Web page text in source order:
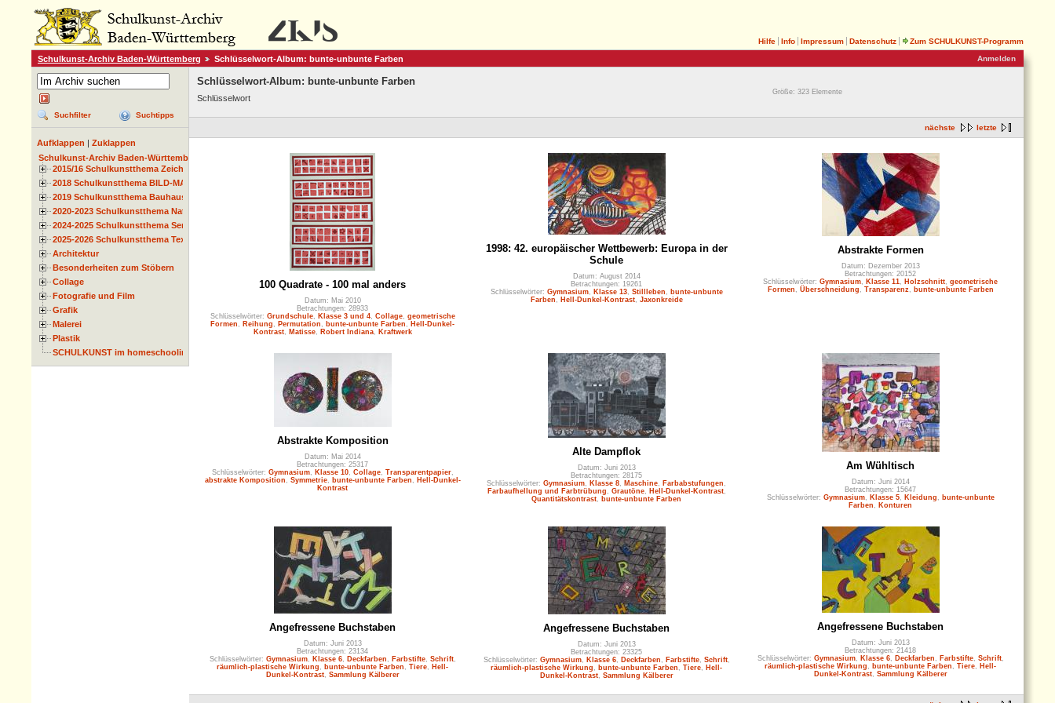
Hilfe Info Impressum Datenschutz
Zum SCHULKUNST-Programm
Anmelden
Schulkunst-Archiv Baden-Württemberg Schlüsselwort-Album: bunte-unbunte Farben
Suchfilter Suchtipps
Aufklappen
Zuklappen
Schulkunst-Archiv Baden-Württemberg
2015/16 Schulkunstthema Zeichnen
2018 Schulkunstthema BILD-MATERIAL-OBJEKT
2019 Schulkunstthema Bauhaus
2020-2023 Schulkunstthema Natur und Zeit
2024-2025 Schulkunstthema Serie
2025-2026 Schulkunstthema Textil
Architektur
Besonderheiten zum Stöbern
Collage
Fotografie und Film
Grafik
Malerei
Plastik
SCHULKUNST im homeschooling
Schlüsselwort-Album: bunte-unbunte Farben
Schlüsselwort
Größe: 323 Elemente
nächste letzte
100 Quadrate - 100 mal anders
Datum: Mai 2010
Betrachtungen: 28933
Schlüsselwörter: Grundschule, Klasse 3 und 4, Collage, geometrische
Formen
Reihung Permutation bunte-unbunte Farben
Hell-Dunkel-
Kontrast, Matisse, Robert Indiana, Kraftwerk
1998: 42. europäischer Wettbewerb: Europa in der
Schule
Datum: August 2014
Betrachtungen: 19261
Schlüsselwörter: Gymnasium, Klasse 13, Stillleben
bunte-unbunte
Farben
Hell-Dunkel-Kontrast, Jaxonkreide
Abstrakte Formen
Datum: Dezember 2013
Betrachtungen: 20152
Schlüsselwörter: Gymnasium Klasse 11 Holzschnitt geometrische
Formen
Überschneidung Transparenz bunte-unbunte Farben
Abstrakte Komposition
Datum: Mai 2014
Betrachtungen: 25317
Schlüsselwörter: Gymnasium, Klasse 10, Collage, Transparentpapier,
abstrakte Komposition
Symmetrie, bunte-unbunte Farben
Hell-Dunkel-
Kontrast
Alte Dampflok
Datum: Juni 2013
Betrachtungen: 28175
Schlüsselwörter: Gymnasium Klasse 8 Maschine Farbabstufungen
Farbaufhellung und Farbtrübung
Grautöne, Hell-Dunkel-Kontrast,
Quantitätskontrast
bunte-unbunte Farben
Am Wühltisch
Datum: Juni 2014
Betrachtungen: 15647
Schlüsselwörter: Gymnasium, Klasse 5, Kleidung
bunte-unbunte
Farben
Konturen
Angefressene Buchstaben
Datum: Juni 2013
Betrachtungen: 23134
Schlüsselwörter: Gymnasium, Klasse 6, Deckfarben Farbstifte, Schrift,
räumlich-plastische Wirkung
bunte-unbunte Farben Tiere
Hell-
Dunkel-Kontrast, Sammlung Kälberer
Angefressene Buchstaben
Datum: Juni 2013
Betrachtungen: 23325
Schlüsselwörter: Gymnasium, Klasse 6, Deckfarben Farbstifte, Schrift,
räumlich-plastische Wirkung
bunte-unbunte Farben Tiere
Hell-
Dunkel-Kontrast, Sammlung Kälberer
Angefressene Buchstaben
Datum: Juni 2013
Betrachtungen: 21418
Schlüsselwörter: Gymnasium, Klasse 6, Deckfarben Farbstifte, Schrift,
räumlich-plastische Wirkung
bunte-unbunte Farben Tiere
Hell-
Dunkel-Kontrast, Sammlung Kälberer